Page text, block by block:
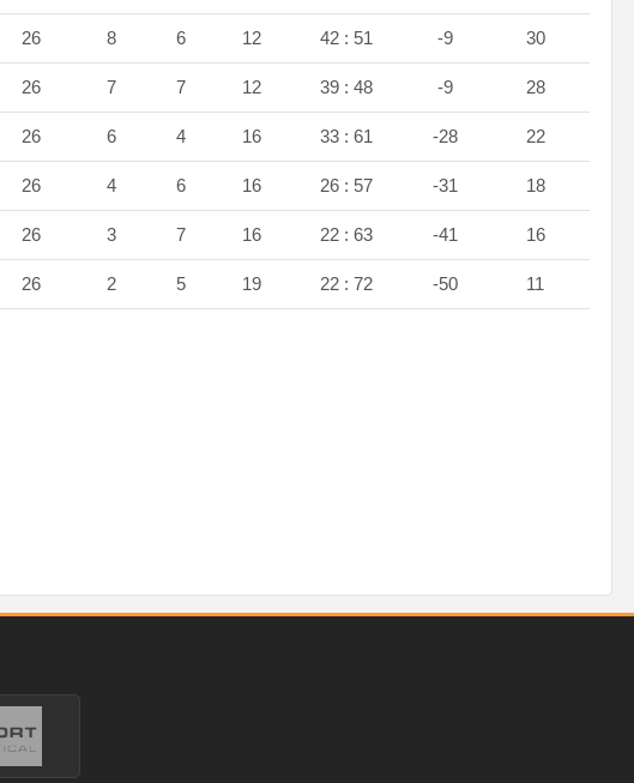
26 8 6 12 42 : 51 -9 30
26 7 7 12 39 : 48 -9 28
26 6 4 16 33 : 61 -28 22
26 4 6 16 26 : 57 -31 18
26 3 7 16 22 : 63 -41 16
26 2 5 19 22 : 72 -50 11